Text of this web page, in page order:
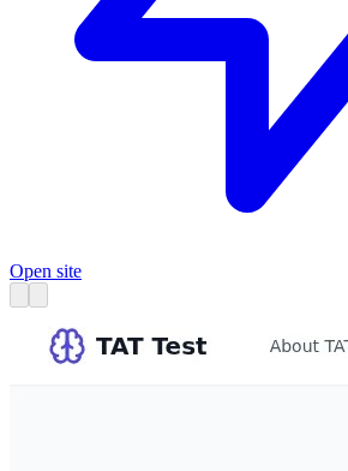
Open site